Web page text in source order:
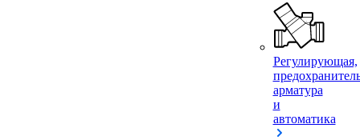
Регулирующая,
арматура
и
автоматика